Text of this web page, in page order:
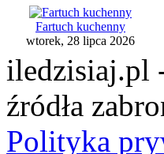
Fartuch kuchenny
wtorek, 28 lipca 2026
iledzisiaj.pl
źródła
Polityka